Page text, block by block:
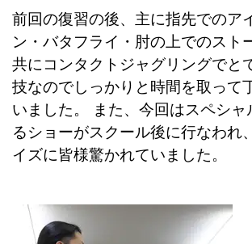
前回の復習の後、主に指先でのア
ン・バタフライ・肘の上でのスト
共にコンタクトジャグリングでと
技なのでしっかりと時間を取って
いました。 また、今回はスペシャ
るショーがスクール後に行なわれ
イズに皆様驚かれていました。